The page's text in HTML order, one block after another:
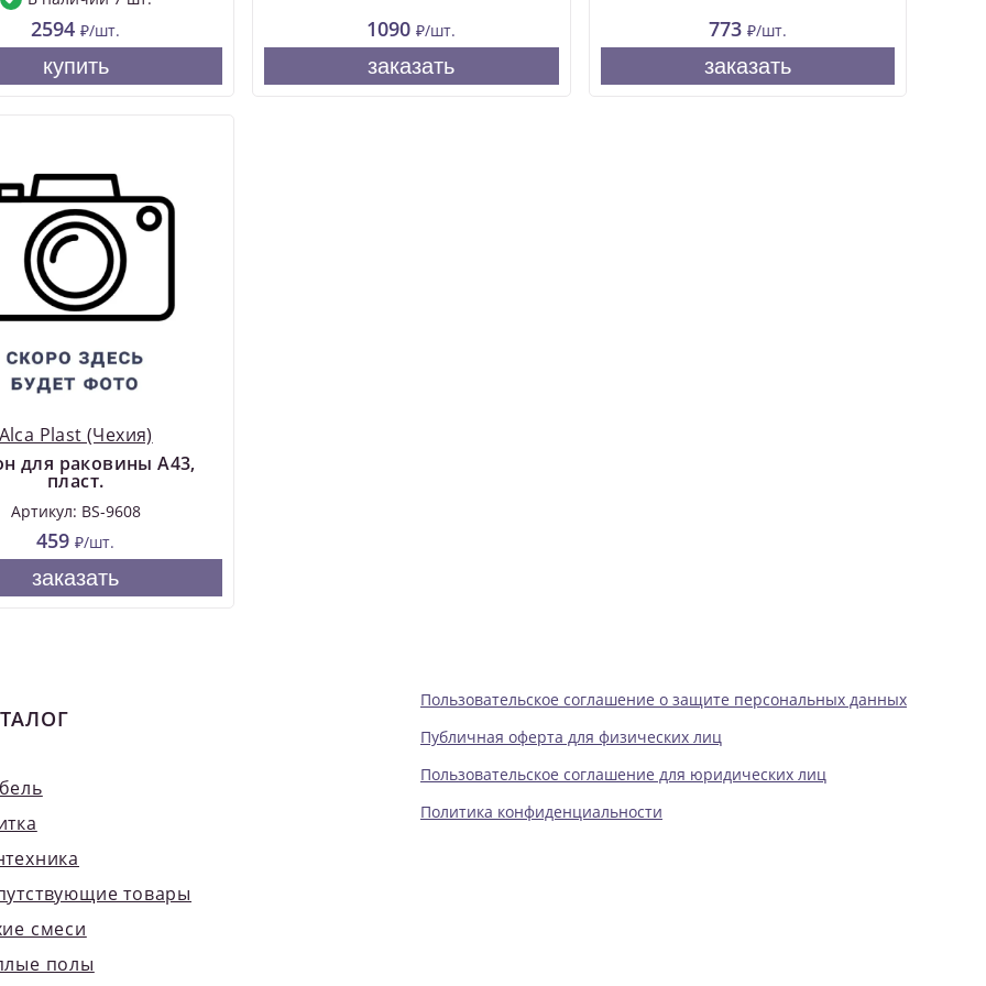
2594₽/шт.
купить
1090₽/шт.
заказать
773 ₽/шт.
заказать
Plast (Чехия)
для раковины A43,
пласт.
Артикул: BS-9608
459₽/шт.
заказать
товары
смеси
полы
Пользовательское соглашение о защите персональных данных
Публичная оферта для физических лиц
Пользовательское соглашение для юридических лиц
Политика конфиденциальности